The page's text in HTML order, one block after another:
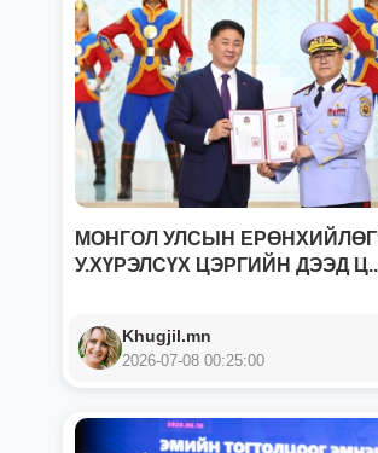
МОНГОЛ УЛСЫН
У.ХҮРЭЛСҮХ ЦЭРГИЙН ДЭЭД
Khugjil.mn
2026-07-08 00:25:00